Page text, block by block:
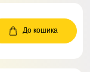
До кошика